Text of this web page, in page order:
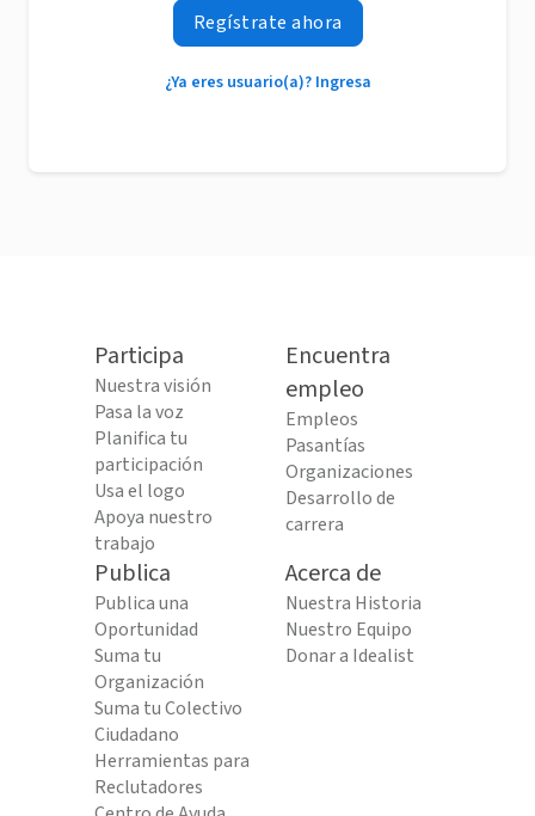
Regístrate ahora
¿Ya eres usuario(a)? Ingresa
Participa
Nuestra visión
Pasa la voz
Planifica tu
participación
Usa el logo
Apoya nuestro
trabajo
Encuentra
empleo
Empleos
Pasantías
Organizaciones
Desarrollo de
carrera
Publica
Publica una
Oportunidad
Suma tu
Organización
Suma tu Colectivo
Ciudadano
Herramientas para
Reclutadores
Acerca de
Nuestra Historia
Nuestro Equipo
Donar a Idealist